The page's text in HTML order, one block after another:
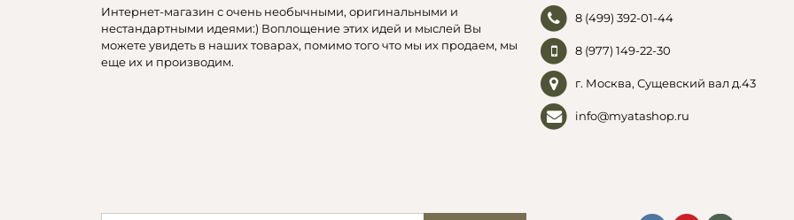
Интернет-магазин с очень необычными, оригинальными и
нестандартными идеями:) Воплощение этих идей и мыслей Вы
можете увидеть в наших товарах, помимо того что мы их продаем, мы
еще их и производим.
8 (499) 392-01-44
8 (977) 149-22-30
г. Москва, Сущевский вал д.43
info@myatashop.ru